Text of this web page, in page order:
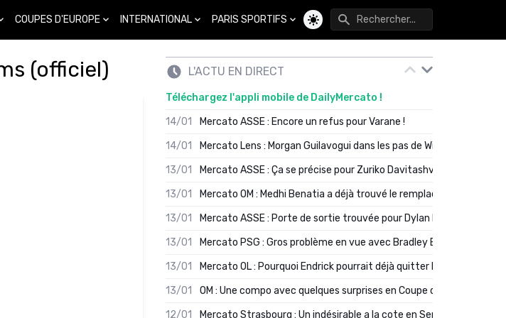
COUPES D'EUROPE INTERNATIONAL PARIS SPORTIFS
Changer de thème
(officiel) L'ACTU EN DIRECT
Téléchargez l'appli mobile de DailyMercato !
14/01
Mercato ASSE : Encore un refus pour Varane !
14/01
Mercato Lens : Morgan Guilavogui dans les pas de Will Still ?
13/01
Mercato ASSE : Ça se précise pour Zuriko Davitashvili
13/01
Mercato OM : Medhi Benatia a déjà trouvé le remplaçant de Robinio
13/01
Mercato ASSE : Porte de sortie trouvée pour Dylan Batubinsika
13/01
Mercato PSG : Gros problème en vue avec Bradley Barcola ?
13/01
Mercato OL : Pourquoi Endrick pourrait déjà quitter Lyon en janvier
13/01
OM : Une compo avec quelques surprises en Coupe de France
12/01
Mercato Strasbourg : Un indésirable a la cote en Serie A